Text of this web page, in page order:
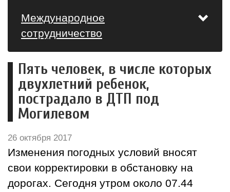
Международное
сотрудничество
Пять человек, в числе которых
двухлетний ребенок,
пострадало в ДТП под
Могилевом
26 октября 2017
Изменения погодных условий вносят
свои корректировки в обстановку на
дорогах. Сегодня утром около 07.44